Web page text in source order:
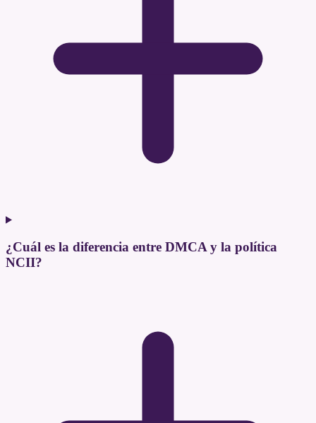
¿Cuál es la diferencia entre DMCA y la política
NCII?